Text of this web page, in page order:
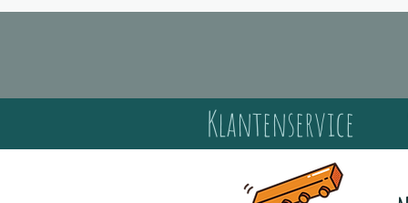
Klantenservice